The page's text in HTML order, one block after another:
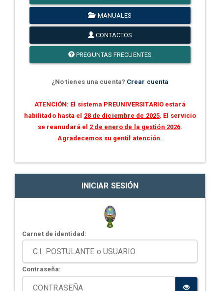
MANUALES
CONTACTOS
PREGUNTAS FRECUENTES
¿No tienes una cuenta? Crear cuenta
ATENCIÓN: El sistema PREUNIVERSITARIO estará
habilitado hasta el 28 de diciembre de 2025. El servicio
se reanudará el 2 de enero de la gestión 2026.
Agradecemos su gentil atención.
INICIAR SESIÓN
Carnet de identidad:
Contraseña: